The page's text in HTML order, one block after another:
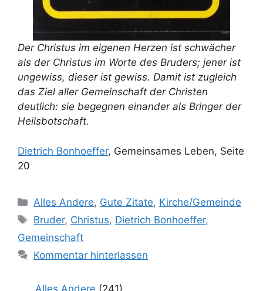
Der Christus im eigenen Herzen ist schwächer
als der Christus im Worte des Bruders; jener ist
ungewiss, dieser ist gewiss. Damit ist zugleich
das Ziel aller Gemeinschaft der Christen
deutlich: sie begegnen einander als Bringer der
Heilsbotschaft.
Dietrich Bonhoeffer, Gemeinsames Leben, Seite
20
Kategorien
Alles Andere, Gute Zitate, Kirche/Gemeinde
Schlagwörter
Bruder, Christus, Dietrich Bonhoeffer,
Gemeinschaft
Kommentar hinterlassen
Alles Andere (241)